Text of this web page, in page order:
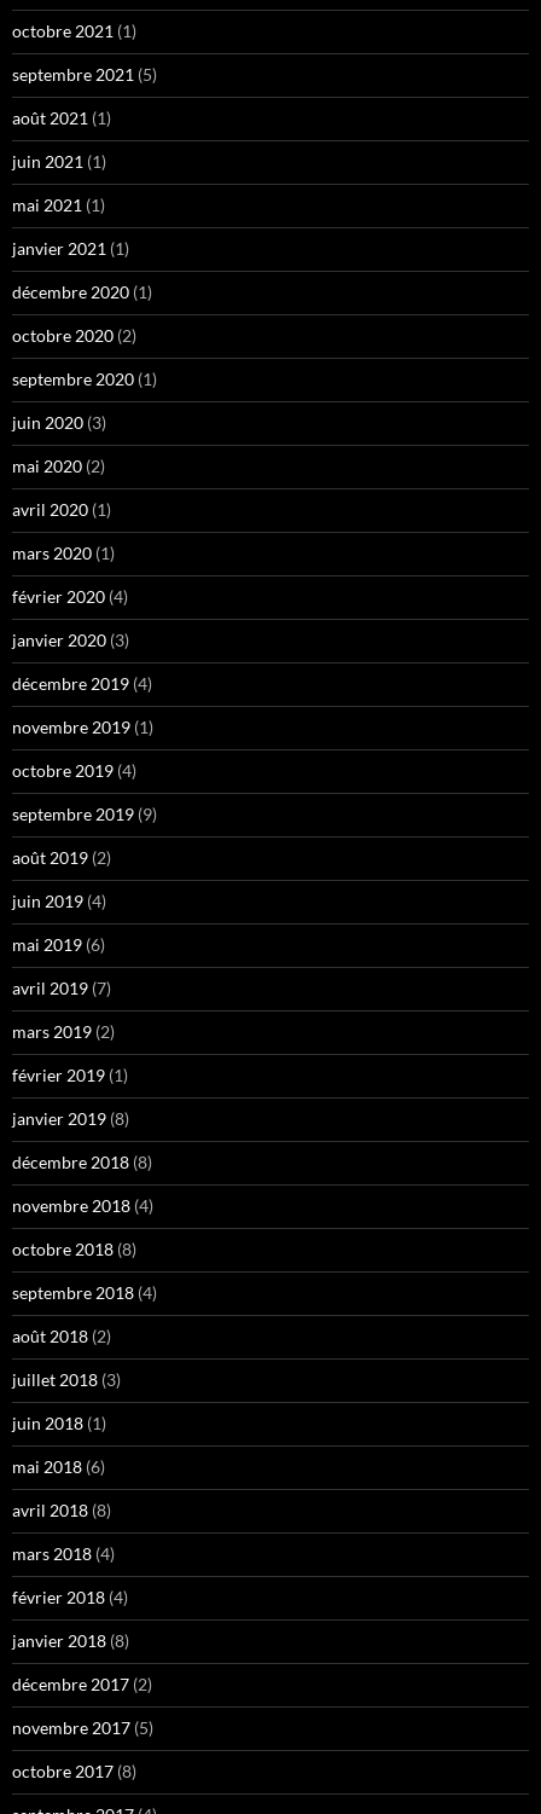
octobre 2021 (1)
septembre 2021 (5)
août 2021 (1)
juin 2021 (1)
mai 2021 (1)
janvier 2021 (1)
décembre 2020 (1)
octobre 2020 (2)
septembre 2020 (1)
juin 2020 (3)
mai 2020 (2)
avril 2020 (1)
mars 2020 (1)
février 2020 (4)
janvier 2020 (3)
décembre 2019 (4)
novembre 2019 (1)
octobre 2019 (4)
septembre 2019 (9)
août 2019 (2)
juin 2019 (4)
mai 2019 (6)
avril 2019 (7)
mars 2019 (2)
février 2019 (1)
janvier 2019 (8)
décembre 2018 (8)
novembre 2018 (4)
octobre 2018 (8)
septembre 2018 (4)
août 2018 (2)
juillet 2018 (3)
juin 2018 (1)
mai 2018 (6)
avril 2018 (8)
mars 2018 (4)
février 2018 (4)
janvier 2018 (8)
décembre 2017 (2)
novembre 2017 (5)
octobre 2017 (8)